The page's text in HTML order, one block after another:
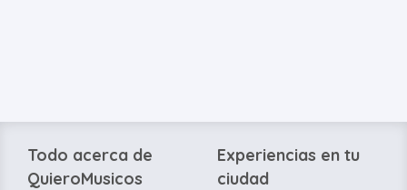
Todo acerca de
QuieroMusicos
Experiencias en tu
ciudad